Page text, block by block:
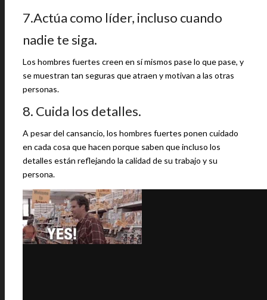
7.Actúa como líder, incluso cuando
nadie te siga.
Los hombres fuertes creen en sí mismos pase lo que pase, y
se muestran tan seguras que atraen y motivan a las otras
personas.
8. Cuida los detalles.
A pesar del cansancio, los hombres fuertes ponen cuidado
en cada cosa que hacen porque saben que incluso los
detalles están reflejando la calidad de su trabajo y su
persona.